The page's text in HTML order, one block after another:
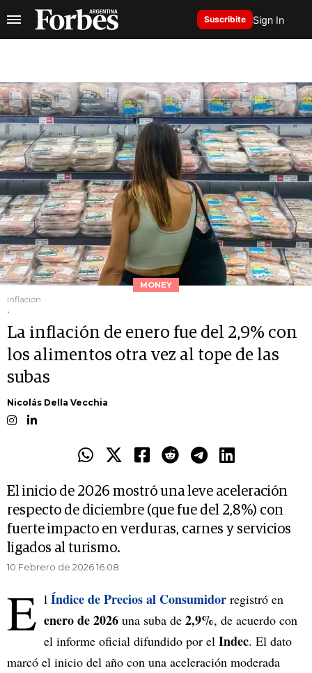
Suscribite Sign In
MONEY
Inflación
.
La inflación de enero fue del 2,9% con
los alimentos otra vez al tope de las
subas
Nicolás Della Vecchia
El inicio de 2026 mostró una leve aceleración
respecto de diciembre (que fue del 2,8%) con
fuerte impacto en verduras, carnes y servicios
ligados al turismo.
10 Febrero de 2026 16.08
E l Índice de Precios al Consumidor registró en
enero de 2026 una suba de 2,9%, de acuerdo con
el informe oficial difundido por el Indec. El dato
marcó el inicio del año con una aceleración moderada